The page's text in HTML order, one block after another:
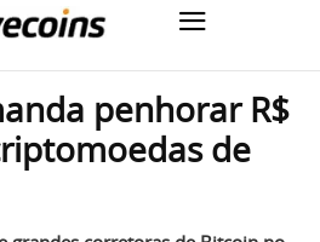
penhorar R$
de